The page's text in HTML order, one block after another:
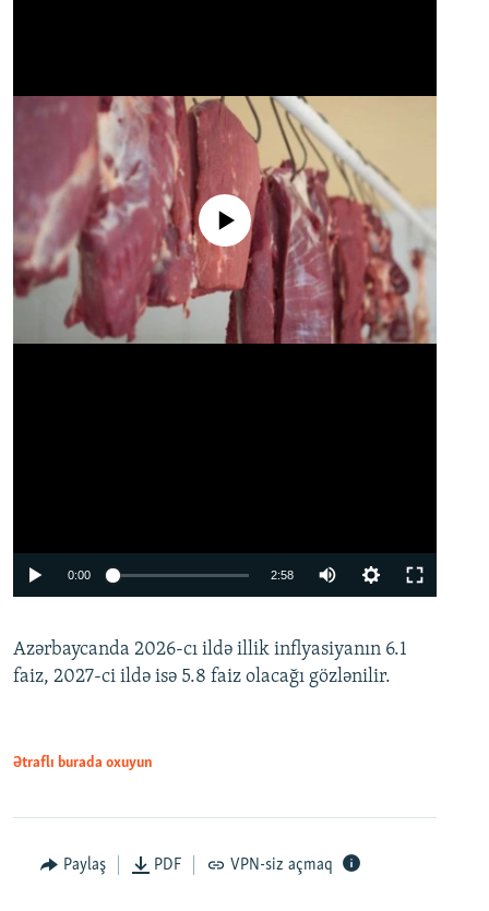
No media source currently available
0:00 2:58
360p
480p
Azərbaycanda 2026-cı ildə illik inflyasiyanın 6.1
faiz, 2027-ci ildə isə 5.8 faiz olacağı gözlənilir.
Ətraflı burada oxuyun
Paylaş PDF VPN-siz açmaq